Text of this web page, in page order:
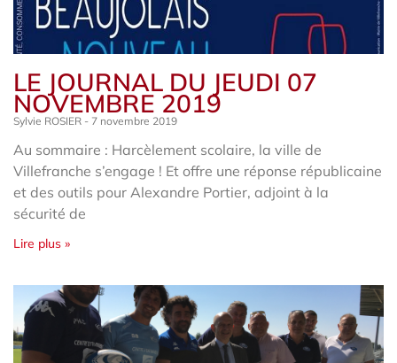
LE JOURNAL DU JEUDI 07
NOVEMBRE 2019
Sylvie ROSIER 7 novembre 2019
Au sommaire : Harcèlement scolaire, la ville de
Villefranche s’engage ! Et offre une réponse républicaine
et des outils pour Alexandre Portier, adjoint à la
sécurité de
Lire plus »